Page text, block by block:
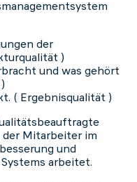
der
)
und was gehört
( Ergebnisqualität )
der Mitarbeiter im
und
arbeitet.